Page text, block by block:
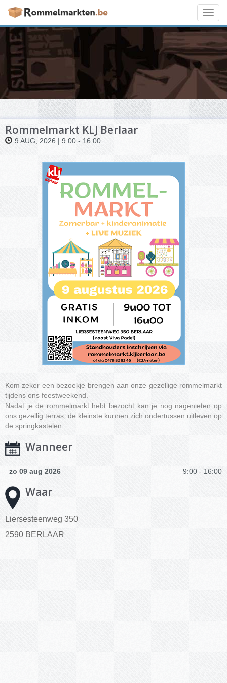
Rommelmarkt KLJ Berlaar
9 AUG, 2026 | 9:00 - 16:00
Kom zeker een bezoekje brengen aan onze gezellige rommelmarkt
tijdens ons feestweekend.
Nadat je de rommelmarkt hebt bezocht kan je nog nagenieten op
ons gezellig terras, de kleinste kunnen zich ondertussen uitleven op
de springkastelen.
Wanneer
zo 09 aug 2026 9:00 - 16:00
Waar
Liersesteenweg 350
2590 BERLAAR